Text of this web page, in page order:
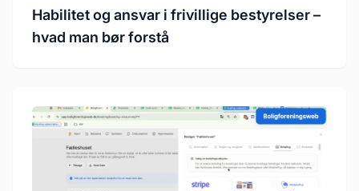
Habilitet og ansvar i frivillige bestyrelser –
hvad man bør forstå